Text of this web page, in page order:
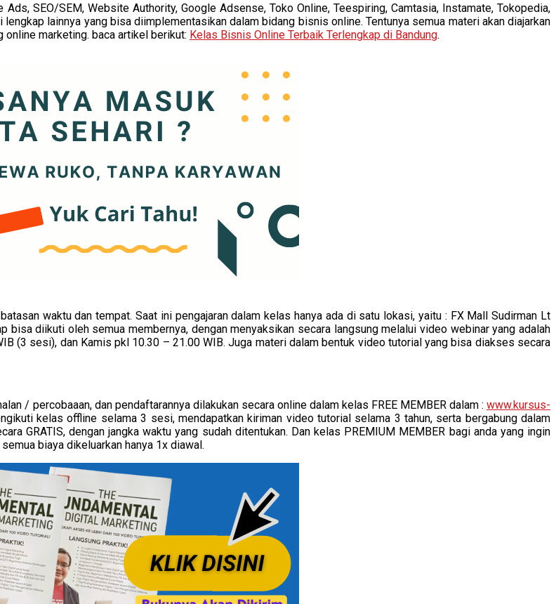
SEO/SEM, Website Authority, Google Adsense, Toko Online, Teespiring, Camtasia, Instamate, Tokopedia,
lainnya yang bisa diimplementasikan dalam bidang bisnis online. Tentunya semua materi akan diajarkan
online marketing. baca artikel berikut: Kelas Bisnis Online Terbaik Terlengkap di Bandung.
waktu dan tempat. Saat ini pengajaran dalam kelas hanya ada di satu lokasi, yaitu : FX Mall Sudirman Lt
bisa diikuti oleh semua membernya, dengan menyaksikan secara langsung melalui video webinar yang adalah
(3 sesi), dan Kamis pkl 10.30 – 21.00 WIB. Juga materi dalam bentuk video tutorial yang bisa diakses secara
/ percobaaan, dan pendaftarannya dilakukan secara online dalam kelas FREE MEMBER dalam : www.kursus-
kelas offline selama 3 sesi, mendapatkan kiriman video tutorial selama 3 tahun, serta bergabung dalam
GRATIS, dengan jangka waktu yang sudah ditentukan. Dan kelas PREMIUM MEMBER bagi anda yang ingin
biaya dikeluarkan hanya 1x diawal.